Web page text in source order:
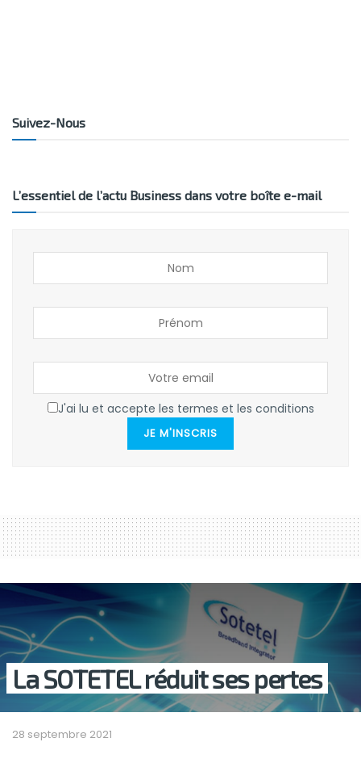
Suivez-Nous
L’essentiel de l’actu Business dans votre boîte e-mail
J'ai lu et accepte les termes et les conditions
JE M'INSCRIS
La SOTETEL réduit ses pertes
28 septembre 2021